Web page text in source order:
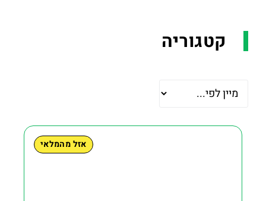
קטגוריה
אזל מהמלאי